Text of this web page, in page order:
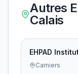
Autres
Calais
EHPAD
Camiers